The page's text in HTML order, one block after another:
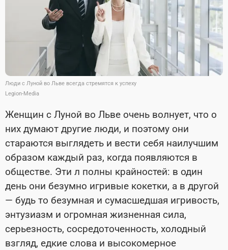
Люди с Луной во Льве всегда стремятся к успеху
Legion-Media
Женщин с Луной во Льве очень волнует, что о
них думают другие люди, и поэтому они
стараются выглядеть и вести себя наилучшим
образом каждый раз, когда появляются в
обществе. Эти л полны крайностей: в один
день они безумно игривые кокетки, а в другой
— будь то безумная и сумасшедшая игривость,
энтузиазм и огромная жизненная сила,
серьезность, сосредоточенность, холодный
взгляд, едкие слова и высокомерное